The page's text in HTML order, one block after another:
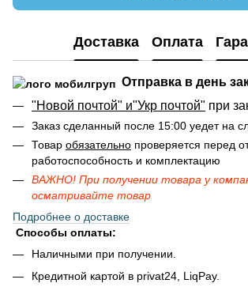
Доставка Оплата
Отправка в день
"Новой почтой" и"Укр почтой" при
Заказ сделанный после 15:00 уедет на
Товар обязательно проверяется перед
работоспособность и комплектацию
ВАЖНО! При получении товара у
осматривайте товар
Подробнее о доставке
Способы оплаты:
Наличными при получении.
Кредитной картой в privat24, LiqPay.